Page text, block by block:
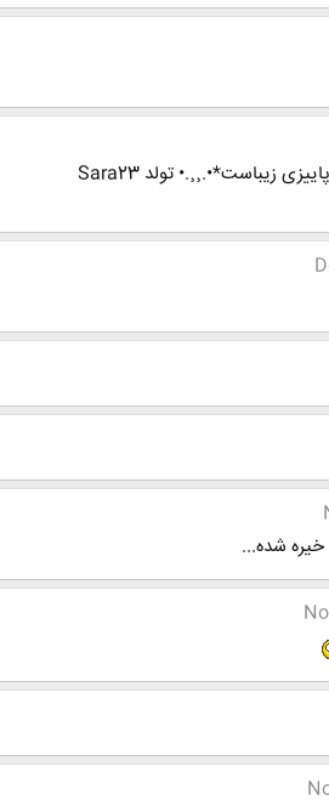
•.¸¸.• آمدنت همچون یلدای پاییزی زیباست*•.¸¸.• تولد Sara23
شده...